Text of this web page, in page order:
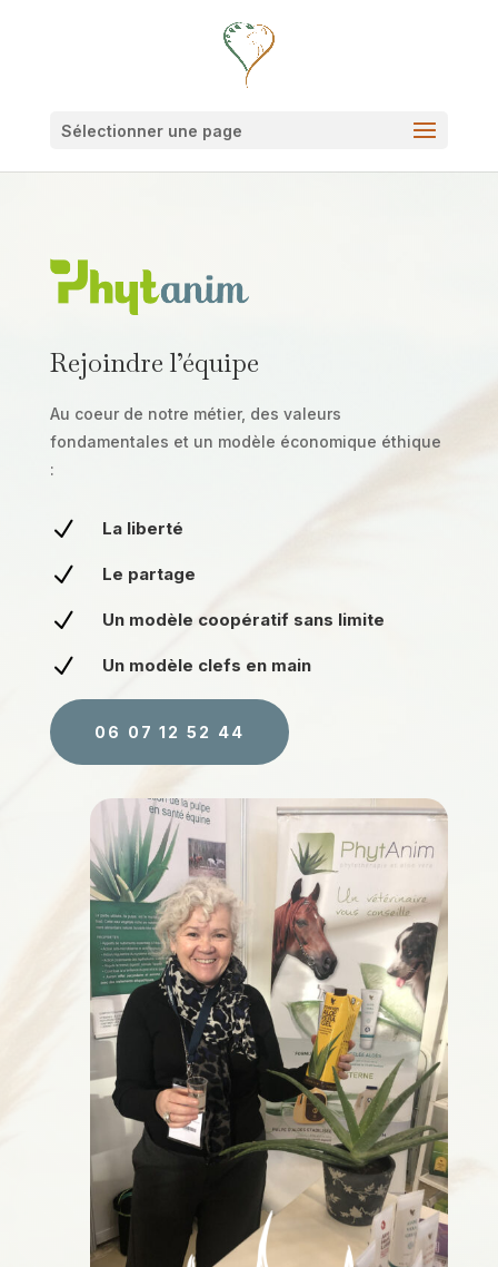
Sélectionner une page
Rejoindre l’équipe
Au coeur de notre métier, des valeurs
fondamentales et un modèle économique éthique
:
N La liberté
N Le partage
N Un modèle coopératif sans limite
N Un modèle clefs en main
06 07 12 52 44